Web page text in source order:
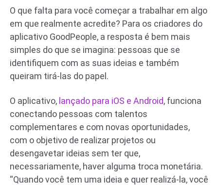
O que falta para você começar a trabalhar em algo
em que realmente acredite? Para os criadores do
aplicativo GoodPeople, a resposta é bem mais
simples do que se imagina: pessoas que se
identifiquem com as suas ideias e também
queiram tirá-las do papel.
O aplicativo, lançado para iOS e Android, funciona
conectando pessoas com talentos
complementares e com novas oportunidades,
com o objetivo de realizar projetos ou
desengavetar ideias sem ter que,
necessariamente, haver alguma troca monetária.
“Quando você tem uma ideia e quer realizá-la, você